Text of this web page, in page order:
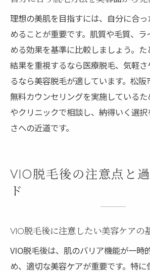
理想の美肌を目指すには、自分に合
めることが重要です。肌質や毛質、
める効果を基準に比較しましょう。
結果を重視するなら医療脱毛、気軽
るなら美容脱毛が適しています。松
無料カウンセリングを実施している
やクリニックで相談し、納得いく選
さへの近道です。
VIO脱毛後の注意点と
ド
VIO脱毛後に注意したい美容ケアの
VIO脱毛後は、肌のバリア機能が一時
め、適切な美容ケアが重要です。特に